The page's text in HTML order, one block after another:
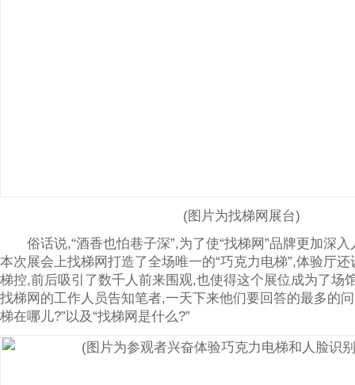
(图片为找梯网展台)
俗话说,“酒香也怕巷子深”,为了使“找梯网”品牌更加深入
本次展会上找梯网打造了全场唯一的“巧克力电梯”,体验厅
梯控,前后吸引了数千人前来围观,也使得这个展位成为了场
找梯网的工作人员告知笔者,一天下来他们要回答的最多的
梯在哪儿?”以及“找梯网是什么?”